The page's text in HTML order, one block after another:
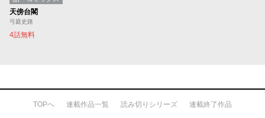
天傍台閣
弓庭史路
4話無料
TOPへ 連載作品一覧 読み切りシリーズ 連載終了作品